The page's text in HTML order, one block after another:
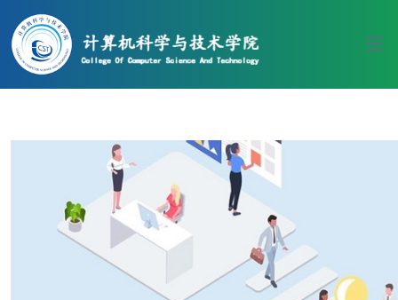
伟德国际(bv1946·源于英国)官方网
站-Officials Website